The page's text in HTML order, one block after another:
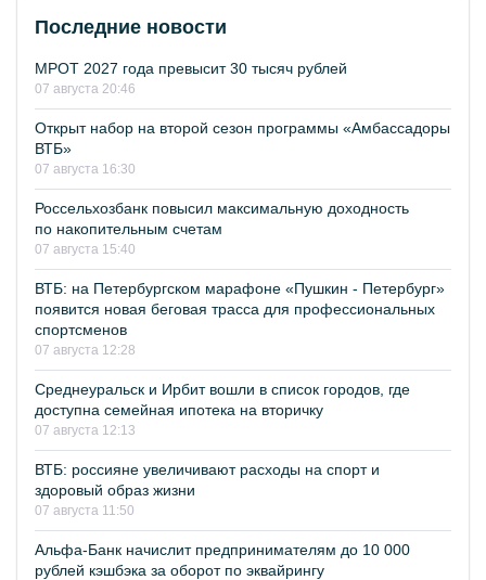
Последние новости
МРОТ 2027 года превысит 30 тысяч рублей
07 августа 20:46
Открыт набор на второй сезон программы «Амбассадоры
ВТБ»
07 августа 16:30
Россельхозбанк повысил максимальную доходность
по накопительным счетам
07 августа 15:40
ВТБ: на Петербургском марафоне «Пушкин - Петербург»
появится новая беговая трасса для профессиональных
спортсменов
07 августа 12:28
Среднеуральск и Ирбит вошли в список городов, где
доступна семейная ипотека на вторичку
07 августа 12:13
ВТБ: россияне увеличивают расходы на спорт и
здоровый образ жизни
07 августа 11:50
Альфа-Банк начислит предпринимателям до 10 000
рублей кэшбэка за оборот по эквайрингу